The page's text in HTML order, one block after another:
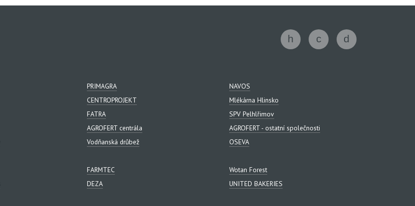
PRIMAGRA
NAVOS
CENTROPROJEKT
Mlékárna Hlinsko
FATRA
SPV Pelhlřimov
AGROFERT centrála
AGROFERT - ostatní společnosti
Vodňanská drůbež
OSEVA
FARMTEC
Wotan Forest
DEZA UNITED BAKERIES